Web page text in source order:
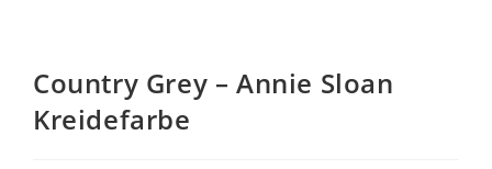
Country Grey – Annie Sloan
Kreidefarbe